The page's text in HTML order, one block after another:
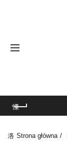
Strona główna